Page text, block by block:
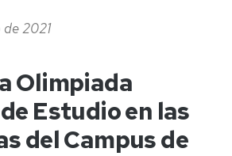
de 2021
Olimpiada
Estudio en las
del Campus de